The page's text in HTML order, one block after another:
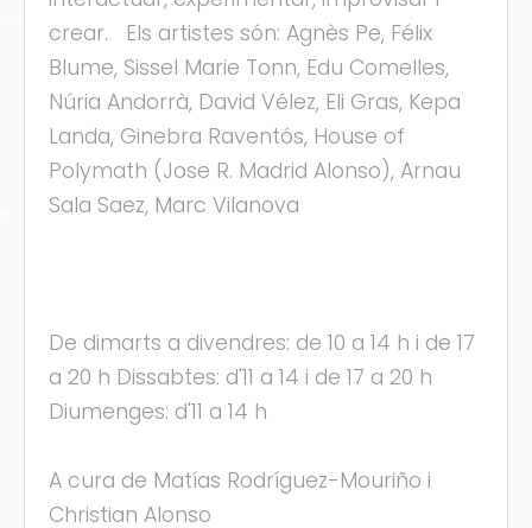
crear. Els artistes són: Agnès Pe, Félix
Blume, Sissel Marie Tonn, Edu Comelles,
Núria Andorrà, David Vélez, Eli Gras, Kepa
Landa, Ginebra Raventós, House of
Polymath (Jose R. Madrid Alonso), Arnau
Sala Saez, Marc Vilanova
De dimarts a divendres: de 10 a 14 h i de 17
a 20 h Dissabtes: d'11 a 14 i de 17 a 20 h
Diumenges: d'11 a 14 h
A cura de Matías Rodríguez-Mouriño i
Christian Alonso